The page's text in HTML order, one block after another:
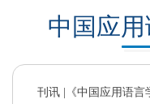
中国应用